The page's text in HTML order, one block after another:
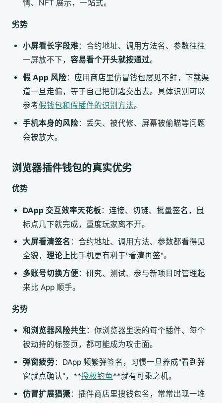
情、NFT 展示，一站式。
劣势
小屏看长字段难：合约地址、调用方法名、参数往往
一屏放不下， 容易看个开头就按通过。
假 App 风险：应用商店里仿冒钱包屡见不鲜，下载渠
道一旦走偏，等于自己把钥匙交出去。具体识别可以
参考假钱包和假插件的识别方法。
手机本身的风险：丢失、被代修、屏幕被偷瞄等问题
会被放大。
浏览器插件钱包的真实优劣
优势
DApp 交互效率天花板：连接、切链、批量签名，鼠
标点几下就完成，重度玩家离不开。
大屏看清签名 ：合约地址、调用方法、参数都看得见
全貌， 理论上比手机更有利于"看清再签"。
多账号切换方便：研究、测试、参与新项目时管理起
来比 App 顺手。
劣势
和浏览器风险共生：你浏览器里装的每个插件、每个
被劫持的标签页，都可能成为攻击面。
弹窗疲劳：DApp 频繁弹签名，习惯一旦养成"看到弹
窗就点确认"，**授权钓鱼**就有可乘之机。
仿冒扩展猖獗：插件商店里搜钱包名，常常出现一堆